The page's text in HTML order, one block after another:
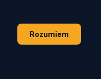
Rozumiem